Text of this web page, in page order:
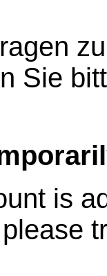
Sie
is